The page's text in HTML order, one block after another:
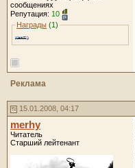
сообщениях
Репутация: 10
Награды (1)
Реклама
15.01.2008, 04:17
merhy
Читатель
Старший лейтенант